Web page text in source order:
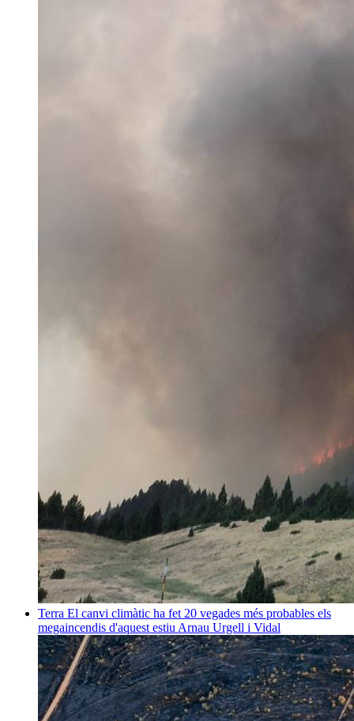
Terra El canvi climàtic ha fet 20 vegades més probables els
megaincendis d'aquest estiu Arnau Urgell i Vidal